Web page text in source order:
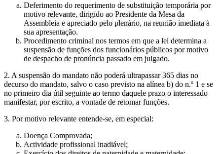
Deferimento do requerimento de substituição temporária por
motivo relevante, dirigido ao Presidente da Mesa da
Assembleia e apreciado pelo plenário, na reunião imediata à
sua apresentação.
Procedimento criminal nos termos em que a lei determina a
suspensão de funções dos funcionários públicos por motivo
de despacho de pronúncia passado em julgado.
2. A suspensão do mandato não poderá ultrapassar 365 dias no
decurso do mandato, salvo o caso previsto na alínea b) do n.º 1 e se
no primeiro dia útil seguinte ao termo daquele prazo o interessado
manifestar, por escrito, a vontade de retomar funções.
3. Por motivo relevante entende-se, em especial:
Doença Comprovada;
Actividade profissional inadiável;